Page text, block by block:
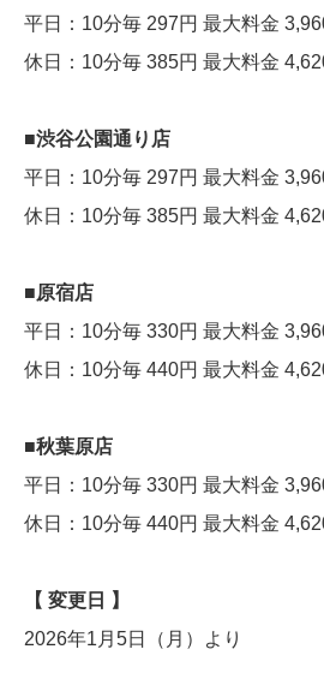
平日：10分毎 297円 最大料金
休日：10分毎 385円 最大料金
■渋谷公園通り店
平日：10分毎 297円 最大料金
休日：10分毎 385円 最大料金
■原宿店
平日：10分毎 330円 最大料金
休日：10分毎 440円 最大料金
■秋葉原店
平日：10分毎 330円 最大料金
休日：10分毎 440円 最大料金
【 変更日 】
2026年1月5日（月）より